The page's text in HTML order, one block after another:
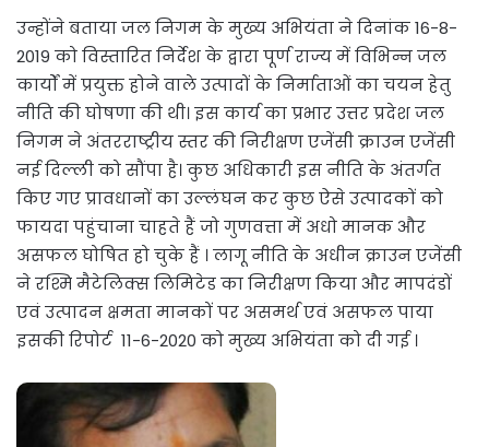
उन्होंने बताया जल निगम के मुख्य अभियंता ने दिनांक 16-8-
2019 को विस्तारित निर्देश के द्वारा पूर्ण राज्य में विभिन्न जल
कार्यों में प्रयुक्त होने वाले उत्पादों के निर्माताओं का चयन हेतु
नीति की घोषणा की थी। इस कार्य का प्रभार उत्तर प्रदेश जल
निगम ने अंतरराष्ट्रीय स्तर की निरीक्षण एजेंसी क्राउन एजेंसी
नई दिल्ली को सौंपा है। कुछ अधिकारी इस नीति के अंतर्गत
किए गए प्रावधानों का उल्लंघन कर कुछ ऐसे उत्पादकों को
फायदा पहुंचाना चाहते हैं जो गुणवत्ता में अधो मानक और
असफल घोषित हो चुके हैं । लागू नीति के अधीन क्राउन एजेंसी
ने रश्मि मैटेलिक्स लिमिटेड का निरीक्षण किया और मापदंडों
एवं उत्पादन क्षमता मानकों पर असमर्थ एवं असफल पाया
इसकी रिपोर्ट 11-6-2020 को मुख्य अभियंता को दी गई ।